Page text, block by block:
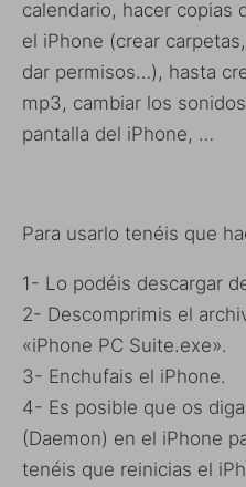
calendario, hacer copias
el iPhone (crear
dar permisos…), hasta
mp3, cambiar los
pantalla del iPhone, …
Para usarlo tenéis que
1- Lo podéis descargar
2- Descomprimis el
«iPhone PC Suite.exe».
3- Enchufais el iPhone.
4- Es posible que os
(Daemon) en el iPhone
tenéis que reinicias el